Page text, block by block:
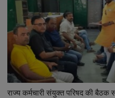
राज्य कर्मचारी संयुक्त परिषद की बैठक